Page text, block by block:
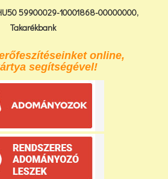
59900029-10001868-00000000,
Takarékbank
online,
segítségével!